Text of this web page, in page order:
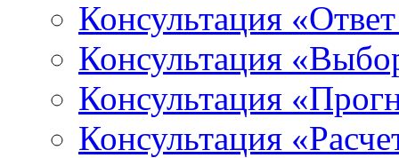
Консультация
Консультация
Консультация
Консультация